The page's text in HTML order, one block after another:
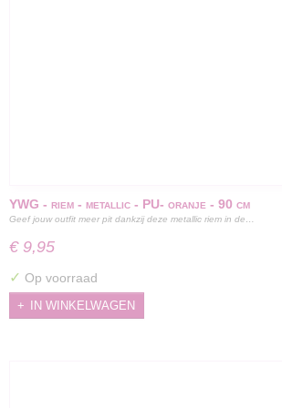
YWG - riem - metallic - PU- oranje - 90 cm
Geef jouw outfit meer pit dankzij deze metallic riem in de…
€ 9,95
✓ Op voorraad
IN WINKELWAGEN